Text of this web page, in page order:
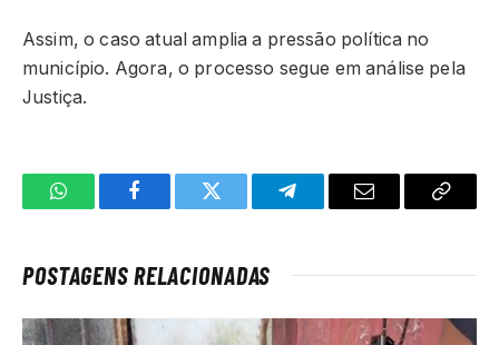
Assim, o caso atual amplia a pressão política no
município. Agora, o processo segue em análise pela
Justiça.
WhatsAppFacebookTwitter TelegramaE-
Copiar
POSTAGENS RELACIONADAS